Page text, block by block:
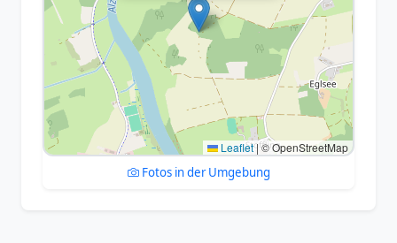
Leaflet|© OpenStreetMap
Fotos in der Umgebung